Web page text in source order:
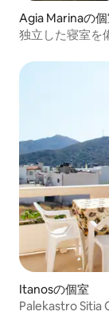
Agia Marinaの
独立した寝室を
Itanosの個室
Palekastro Sitia